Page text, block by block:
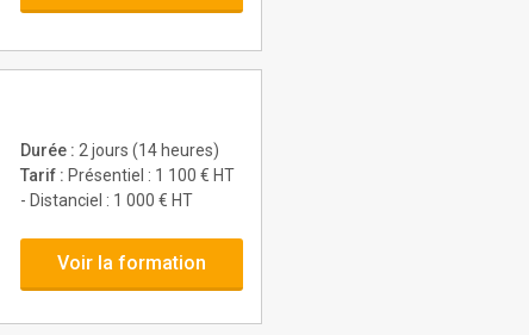
Durée : 2 jours (14 heures)
Tarif : Présentiel : 1 100 € HT
- Distanciel : 1 000 € HT
Voir la formation